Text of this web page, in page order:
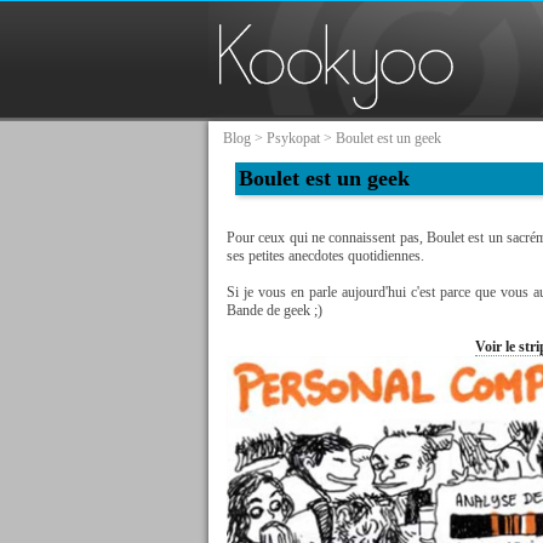
Blog > Psykopat > Boulet est un geek
Boulet est un geek
Pour ceux qui ne connaissent pas, Boulet est un
ses petites anecdotes quotidiennes.
Si je vous en parle aujourd'hui c'est parce que vous
Bande de geek ;)
Voir le